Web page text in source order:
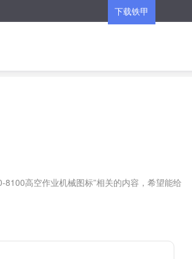
下载铁甲
高空作业机械图标”相关的内容，希望能给